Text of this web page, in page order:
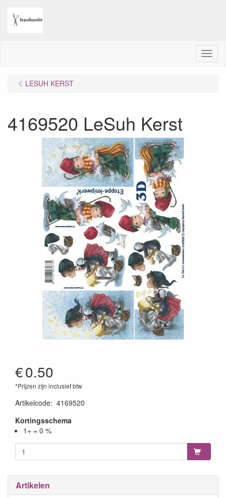
M
e
LESUH KERST
4169520 LeSuh Kerst
€0.50
*Prijzen zijn inclusief btw
Artikelcode: 4169520
Kortingsschema
1+ = 0 %
Artikelen